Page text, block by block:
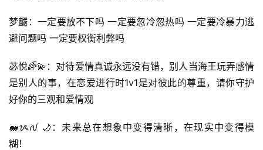
梦麣：一定要放不下吗 一定要忽冷忽热吗 一定要冷暴力逃
避问题吗 一定要权衡利弊吗
苾悅🌈💫：对待爱情真诚永远没有错，别人当海王玩弄感情
是别人的事，在恋爱进行时1v1是对彼此的尊重，请你守护
好你的三观和爱情观
🐋ᝰꫜ 🌙：未来总在想象中变得清晰，在现实中变得模
糊！